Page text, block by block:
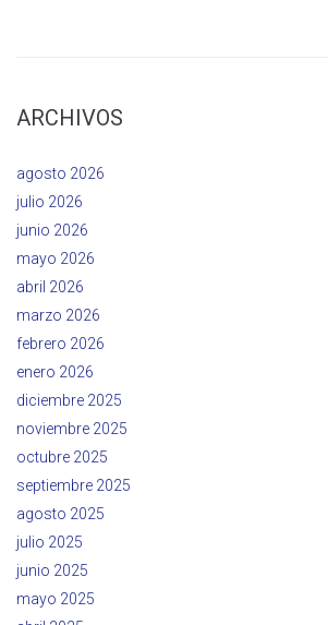
ARCHIVOS
agosto 2026
julio 2026
junio 2026
mayo 2026
abril 2026
marzo 2026
febrero 2026
enero 2026
diciembre 2025
noviembre 2025
octubre 2025
septiembre 2025
agosto 2025
julio 2025
junio 2025
mayo 2025